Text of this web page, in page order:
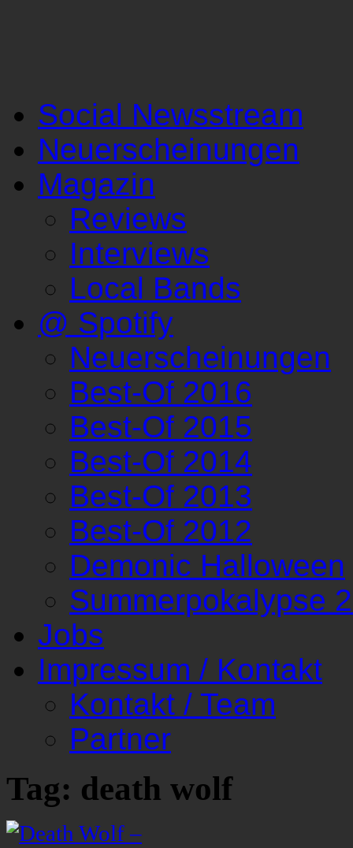
Social Newsstream
Neuerscheinungen
Magazin
Reviews
Interviews
Local Bands
@ Spotify
Neuerscheinungen
Best-Of 2016
Best-Of 2015
Best-Of 2014
Best-Of 2013
Best-Of 2012
Demonic Halloween
Summerpokalypse
Jobs
Impressum / Kontakt
Kontakt / Team
Partner
Tag: death wolf